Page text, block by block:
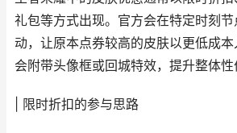
礼包等方式出现。官方会在特定时刻
动，让原本点券较高的皮肤以更低成
会附带头像框或回城特效，提升整体性
| 限时折扣的参与思路